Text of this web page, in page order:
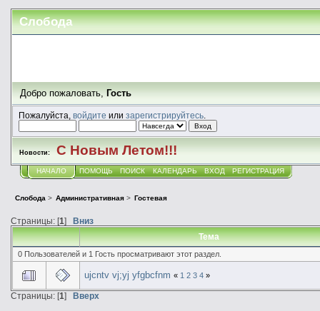
Слобода
Добро пожаловать,Гость
Пожалуйста, войдите или зарегистрируйтесь.
Новости: С Новым Летом!!!
НАЧАЛО ПОМОЩЬ ПОИСК КАЛЕНДАРЬ ВХОД РЕГИСТРАЦИЯ
Слобода > Административная > Гостевая
Страницы: [1] Вниз
Тема
0 Пользователей и 1 Гость просматривают этот раздел.
ujcntv vj;yj yfgbcfnm « 1 2 3 4 »
Страницы: [1] Вверх